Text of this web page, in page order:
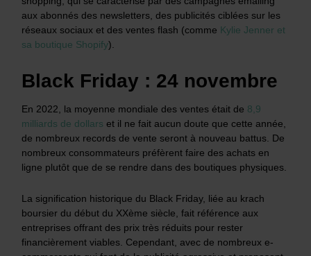
aux abonnés des newsletters, des publicités ciblées sur les
réseaux sociaux et des ventes flash (comme Kylie Jenner et
sa boutique Shopify).
Black Friday : 24 novembre
En 2022, la moyenne mondiale des ventes était de 8,9
milliards de dollars et il ne fait aucun doute que cette année,
de nombreux records de vente seront à nouveau battus. De
nombreux consommateurs préfèrent faire des achats en
ligne plutôt que de se rendre dans des boutiques physiques.
La signification historique du Black Friday, liée au krach
boursier du début du XXème siècle, fait référence aux
entreprises offrant des prix très réduits pour rester
financièrement viables. Cependant, avec de nombreux e-